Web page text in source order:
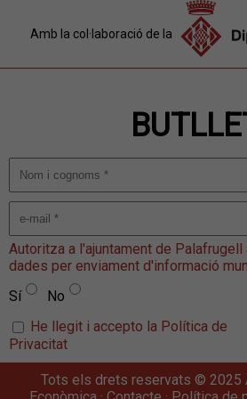
Amb la col·laboració de la
Autoritza a l'ajuntament de
dades per enviament d'informació
Sí
No
He llegit i accepto la Política de
Privacitat
Tots els drets reservats © 2025